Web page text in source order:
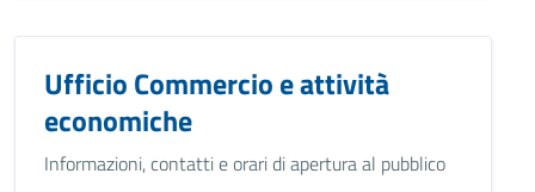
Ufficio Commercio e attività
economiche
Informazioni, contatti e orari di apertura al pubblico